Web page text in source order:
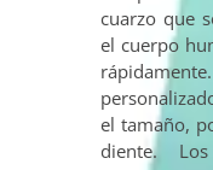
cuarzo que
el cuerpo
el tamaño,
diente.